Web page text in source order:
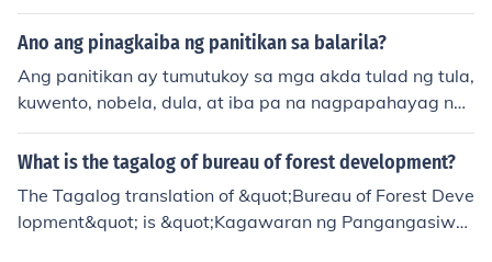
5.paglalagom 6.paggamit ng talalatinigan 7.paggamit
ng insiklopedia 8.paggamit ng almanake 9.paggamit n
mit ng mapa 12.paggamit ng globo 13.pambansang p
amamaraan
Ano ang pinagkaiba ng panitikan sa balarila?
Ang panitikan ay tumutukoy sa mga akda tulad ng tula,
kuwento, nobela, dula, at iba pa na nagpapahayag ng
damdamin at karanasan ng isang tao. Samantalang an
g balarila ay tumutukoy sa mga patakaran sa paggami
lita, balarilang pangungusap, at iba pa. Maihahambing
ang panitikan sa sining habang ang balarila ay sa was
What is the tagalog of bureau of forest development?
The Tagalog translation of &quot;Bureau of Forest Deve
lopment&quot; is &quot;Kagawaran ng Pangangasiwa